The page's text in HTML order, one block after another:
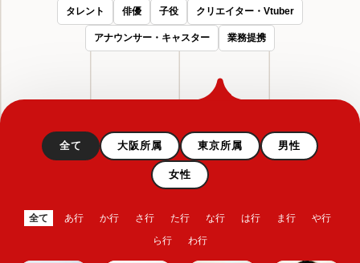
タレント 俳優 子役 クリエイター・Vtuber
アナウンサー・キャスター 業務提携
全て 大阪所属 東京所属 男性
女性
全て あ行 か行 さ行 た行 な行 は行 ま行
や行
ら行
わ行